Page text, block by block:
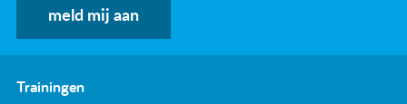
meld mij aan
Trainingen